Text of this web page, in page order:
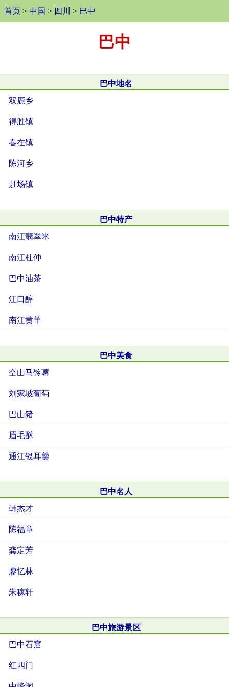
首页 > 中国 > 四川 > 巴中
巴中
巴中地名
双鹿乡
得胜镇
春在镇
陈河乡
赶场镇
巴中特产
南江翡翠米
南江杜仲
巴中油茶
江口醇
南江黄羊
巴中美食
空山马铃薯
刘家坡葡萄
巴山猪
眉毛酥
通江银耳羹
巴中名人
韩杰才
陈福章
龚定芳
廖忆林
朱稼轩
巴中旅游景区
巴中石窟
红四门